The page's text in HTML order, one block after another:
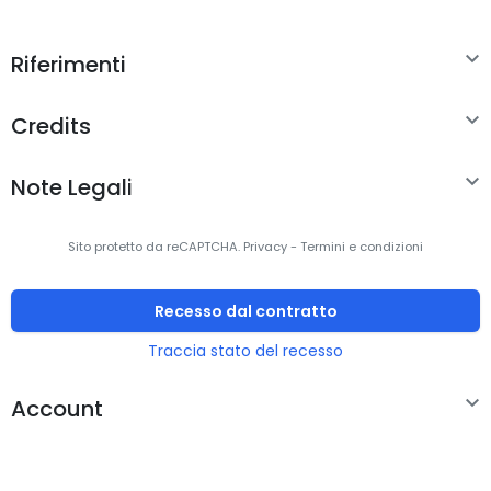
Illuminazione a LED
colore d'illuminazione
Gestione energetica
Corrente massima 0,25 A
Dimensioni e peso
Riferimenti 
Credits 
Note Legali 
Sito protetto da reCAPTCHA. Privacy- Termini e condizioni
Recesso dal contratto
Traccia stato del recesso
Account 